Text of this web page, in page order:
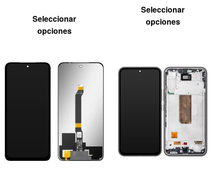
Seleccionar
opciones
Seleccionar
opciones